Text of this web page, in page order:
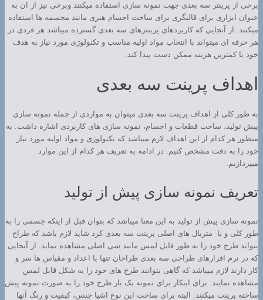
برخی از پرینتر سه بعدی جهت نمونه سازی استفاده میکنند وبرخی نیز از ان به
عنوان ابزاری برای قالبگری برای ساخت اجسام هنری مانند مجسمه ها استفاده
میکنند. از آنجایی که کاربردهای پرینترهای سه بعدی گسترده میباشد هر فردی در
هر حرفه ای میتواند با انتخاب مواد اولیه مناسب و تکنولوژی مورد نیاز به هدف
خود با کمترین هزینه ممکن دست پیدا کند.
اهداف پرینت سه بعدی
به طور کلی از اهداف پرینت سه بعدی میتوان به مواردی از جمله نمونه سازی
پیش تولید، ساخت قطعات و اجسام، نمونه سازی های کاربردی اشاره داشت. به
منظور هر کدام از این اهداف لازم میباشد که تکنولوژی و مواد اولیه مورد نیاز
خود را به دقت مشخص کنیم. در ادامه به تعریف هر کدام از این موارد
میپردازیم.
تعریف نمونه سازی پیش از تولید
نمونه سازی پیش از تولید به این معنا میباشد که بتوان قبل از اینکه جسمی را به
طور کلی و با متریال های اصلی پرینت سه بعدی کرد شاید لازم باشد که طراح
بتواند طرح خود را به طور قابل لمس مانند شی اصلی مشاهده نماید. از آنجایی
که در نرم افزارهای طراحی سه بعدی طراحان تنها با اعداد و مقیاس ها سر و
کار دارند لازم میباشد که گاهی بتوانند طرح های خود را به شکل قابل لمس
مشاهده نمایند. برای اینکار برای نمونه یک بار طرح خود را به صورت نمونه پیش
ساخته پرینت میکنند. البته برای ساخت این نوع اشیا جنس، کیفیت و رنگ آنها